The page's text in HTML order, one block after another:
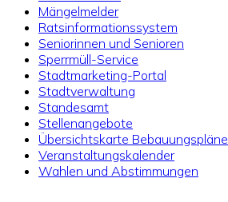
Mängelmelder
Ratsinformationssystem
Seniorinnen und Senioren
Sperrmüll-Service
Stadtmarketing-Portal
Stadtverwaltung
Standesamt
Stellenangebote
Übersichtskarte Bebauungspläne
Veranstaltungskalender
Wahlen und Abstimmungen